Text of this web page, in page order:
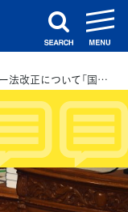
search
【衆院本会議】坂本祐之輔衆院議員、マイナンバー法改正について「国民の疑念を払しょくすべき」